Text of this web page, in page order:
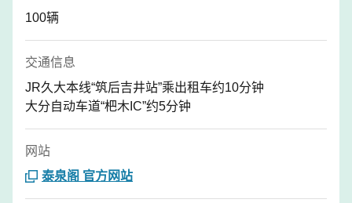
100辆
交通信息
JR久大本线“筑后吉井站”乘出租车约10分钟
大分自动车道“杷木IC”约5分钟
网站
泰泉阁 官方网站